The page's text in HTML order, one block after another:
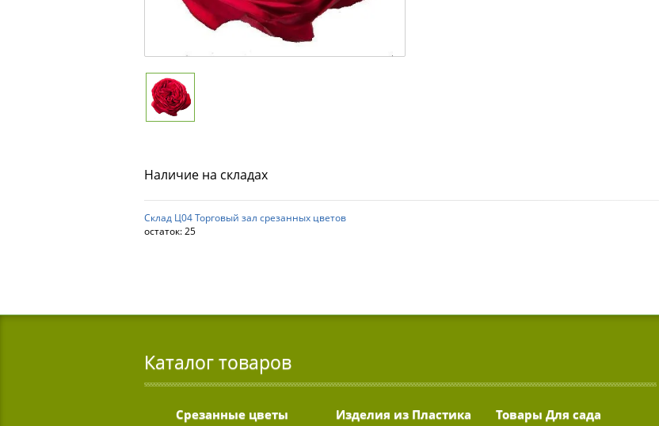
Наличие на складах
Склад Ц04 Торговый зал срезанных цветов
остаток:25
Каталог товаров
Срезанные цветы Изделия из Пластика Товары Для сада